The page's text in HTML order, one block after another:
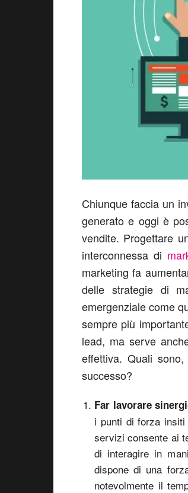
Chiunque faccia un
generato e oggi è
vendite. Progettare
interconnessa di
marketing fa
delle strategie di
emergenziale come
sempre più
lead, ma serve
effettiva. Quali
successo?
Far lavorare
i punti di forza
servizi consente ai
di interagire in
dispone di una
notevolmente il